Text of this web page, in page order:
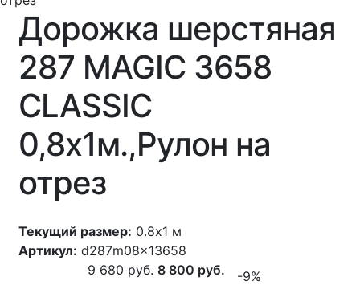
Дорожка шерстяная
287 MAGIC 3658
CLASSIC
0,8х1м.,Рулон на
отрез
Текущий размер: 0.8x1 м
Артикул: d287m08x13658
9 680руб. 8 800 руб.
-9%